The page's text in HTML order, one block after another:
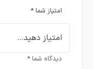
امتیاز شما*
دیدگاه شما*